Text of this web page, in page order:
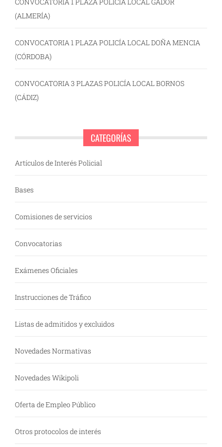
(ALMERÍA)
CONVOCATORIA 1 PLAZA POLICÍA LOCAL DOÑA MENCIA
(CÓRDOBA)
CONVOCATORIA 3 PLAZAS POLICÍA LOCAL BORNOS
(CÁDIZ)
CATEGORÍAS
Artículos de Interés Policial
Bases
Comisiones de servicios
Convocatorias
Exámenes Oficiales
Instrucciones de Tráfico
Listas de admitidos y excluidos
Novedades Normativas
Novedades Wikipoli
Oferta de Empleo Público
Otros protocolos de interés